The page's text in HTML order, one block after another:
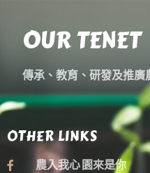
OTHER LINKS
農入我心 園來是你
OUR TENET
傳承、教育、研發及推廣